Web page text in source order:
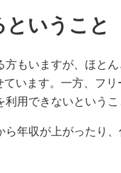
いうこと
もいますが、ほと
います。一方、フリ
用できないというこ
年収が上がったり